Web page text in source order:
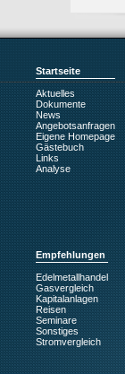
Startseite
Aktuelles
Dokumente
News
Angebotsanfragen
Eigene Homepage
Gästebuch
Links
Analyse
Empfehlungen
Edelmetallhandel
Gasvergleich
Kapitalanlagen
Reisen
Seminare
Sonstiges
Stromvergleich